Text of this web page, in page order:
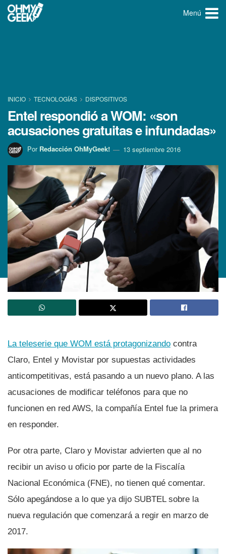
Menú
INICIO TECNOLOGÍ­AS DISPOSITIVOS
Entel respondió a WOM: «son
acusaciones gratuitas e infundadas»
Por Redacción OhMyGeek! 13 septiembre 2016
La teleserie que WOM está protagonizando contra
Claro, Entel y Movistar por supuestas actividades
anticompetitivas, está pasando a un nuevo plano. A las
acusaciones de modificar teléfonos para que no
funcionen en red AWS, la compañí­a Entel fue la primera
en responder.
Por otra parte, Claro y Movistar advierten que al no
recibir un aviso u oficio por parte de la Fiscalí­a
Nacional Económica (FNE), no tienen qué comentar.
Sólo apegándose a lo que ya dijo SUBTEL sobre la
nueva regulación que comenzará a regir en marzo de
2017.